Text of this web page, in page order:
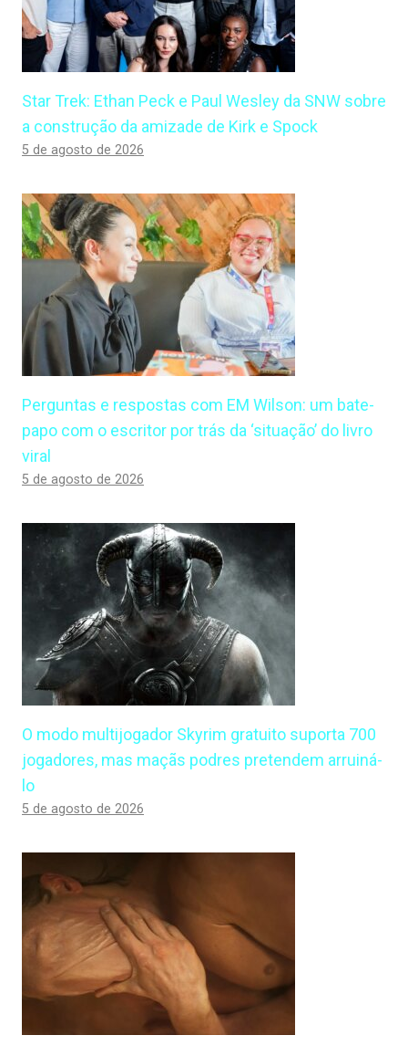
Star Trek: Ethan Peck e Paul Wesley da SNW sobre
a construção da amizade de Kirk e Spock
5 de agosto de 2026
Perguntas e respostas com EM Wilson: um bate-
papo com o escritor por trás da ‘situação’ do livro
viral
5 de agosto de 2026
O modo multijogador Skyrim gratuito suporta 700
jogadores, mas maçãs podres pretendem arruiná-
lo
5 de agosto de 2026